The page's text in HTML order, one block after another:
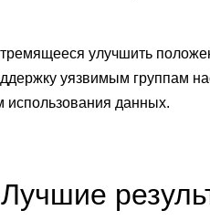
улучшить
уязвимым группам
данных.